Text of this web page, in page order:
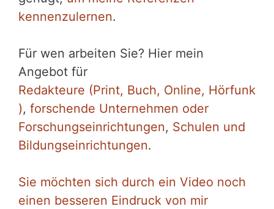
kennenzulernen.
Für wen arbeiten Sie? Hier mein
Angebot für
Redakteure (Print, Buch, Online, Hörfunk
), forschende Unternehmen oder
Forschungseinrichtungen, Schulen und
Bildungseinrichtungen.
Sie möchten sich durch ein Video noch
einen besseren Eindruck von mir